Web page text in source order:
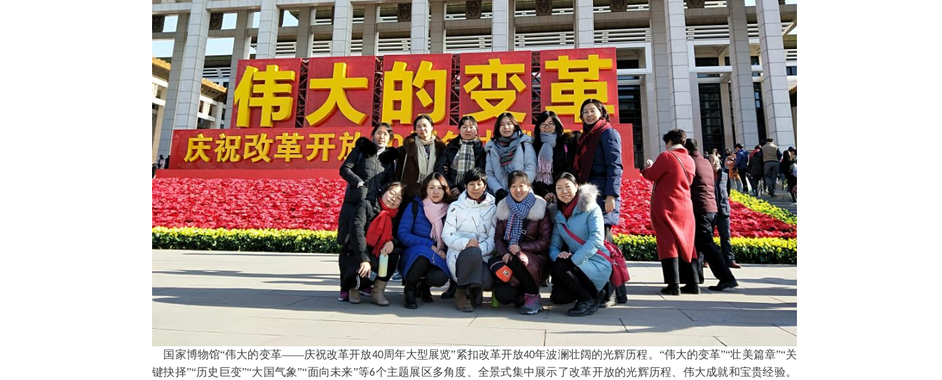
国家博物馆“伟大的变革——庆祝改革开放40周年大型展览”紧扣改革开放40年波澜壮阔的光辉历程。 “伟大的变革”“壮美篇章”“关
键抉择”“历史巨变”“大国气象”“面向未来”等6个主题展区多角度、全景式集中展示了改革开放的光辉历程、伟大成就和宝贵经验。